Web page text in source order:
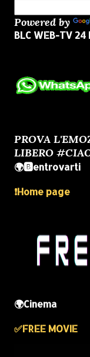
Powered by
BLC WEB-TV 24
PROVA
LIBERO
🌍🅱️entrovarti
❗️Home page
🌍Cinema
✅️FREE MOVIE